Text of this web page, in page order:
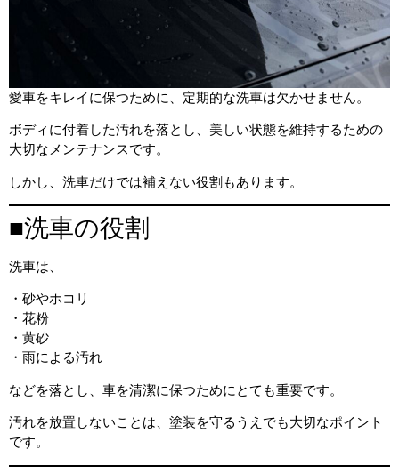
愛車をキレイに保つために、定期的な洗車は欠かせません。
ボディに付着した汚れを落とし、美しい状態を維持するための
大切なメンテナンスです。
しかし、洗車だけでは補えない役割もあります。
■洗車の役割
洗車は、
・砂やホコリ
・花粉
・黄砂
・雨による汚れ
などを落とし、車を清潔に保つためにとても重要です。
汚れを放置しないことは、塗装を守るうえでも大切なポイント
です。